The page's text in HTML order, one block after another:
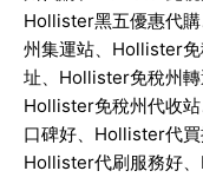
Hollister黑五優惠代購
州集運站、 Hollister免
址、 Hollister免稅州轉
Hollister免稅州代收站
口碑好、 Hollister代買
Hollister代刷服務好、